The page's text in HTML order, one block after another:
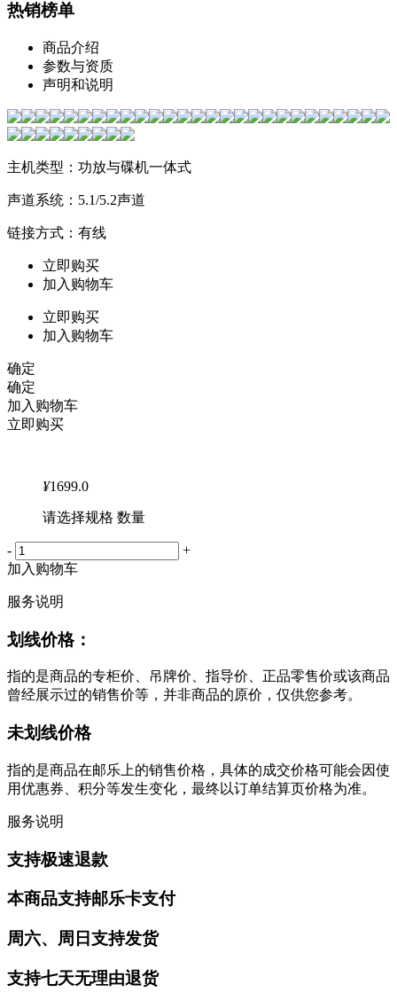
热销榜单
商品介绍
参数与资质
声明和说明
主机类型：功放与碟机一体式
声道系统：5.1/5.2声道
链接方式：有线
立即购买
加入购物车
立即购买
加入购物车
确定
确定
加入购物车
立即购买
¥1699.0
请选择规格 数量
-
+
加入购物车
服务说明
划线价格：
指的是商品的专柜价、吊牌价、指导价、正品零售价或该商品
曾经展示过的销售价等，并非商品的原价，仅供您参考。
未划线价格
指的是商品在邮乐上的销售价格，具体的成交价格可能会因使
用优惠券、积分等发生变化，最终以订单结算页价格为准。
服务说明
支持极速退款
本商品支持邮乐卡支付
周六、周日支持发货
支持七天无理由退货